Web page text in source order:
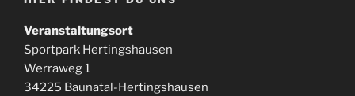
Veranstaltungsort
Sportpark Hertingshausen
Werraweg 1
34225 Baunatal-Hertingshausen